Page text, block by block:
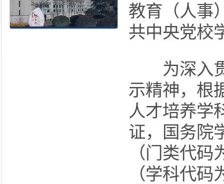
教育（人事
共中央党校
为深入贯
示精神，根
人才培养学
证，国务院
（门类代
（学科代